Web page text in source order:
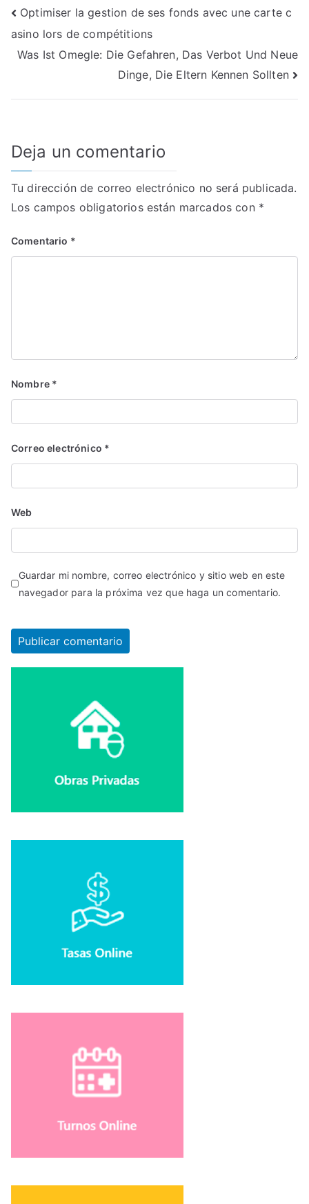
Navegación
de
Optimiser la gestion de ses fonds avec une carte c
asino lors de compétitions
Was Ist Omegle: Die Gefahren, Das Verbot Und Neue
Dinge, Die Eltern Kennen Sollten
Deja un comentario
Tu dirección de correo electrónico no será publicada.
Los campos obligatorios están marcados con *
Comentario *
Nombre *
Correo electrónico *
Web
Guardar mi nombre, correo electrónico y sitio web en este
navegador para la próxima vez que haga un comentario.